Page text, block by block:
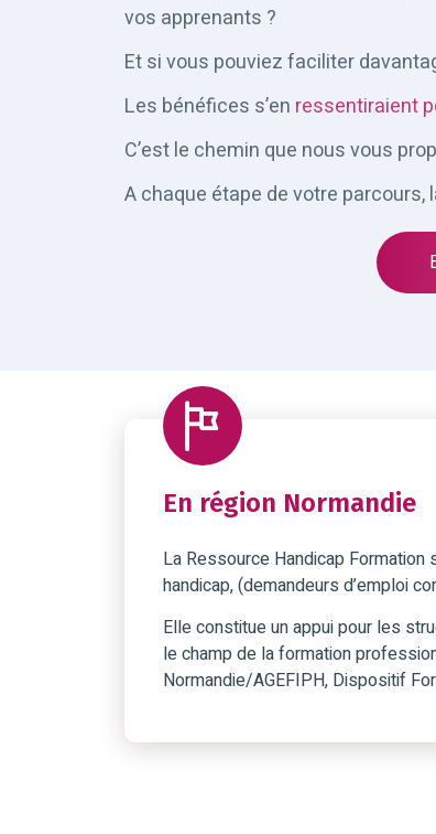
vos apprenants ?
Et si vous pouviez faciliter
Les bénéfices s’en ressentiraient
C’est le chemin que nous vous
A chaque étape de votre
En région Normandie
La Ressource Handicap Formation
handicap, (demandeurs d’emploi
Elle constitue un appui pour les
le champ de la formation
Normandie/AGEFIPH, Dispositif